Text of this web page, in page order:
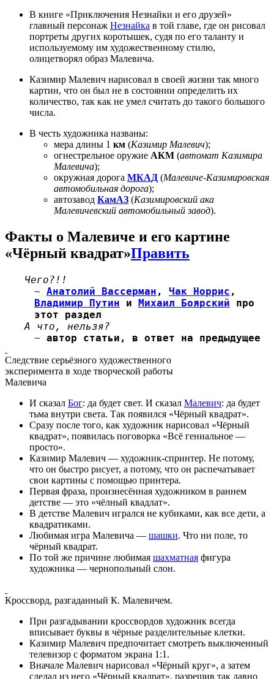
В книге «Приключения Незнайки и его друзей»
главный персонаж Незнайка в той главе, где он рисовал
портреты других коротышек, судя по его таланту и
используемому им художественному стилю,
олицетворял образ Малевича.
Казимир Малевич нарисовал в своей жизни так много
картин, что он был не в состоянии определить их
количество, так как не умел считать до такого большого
числа.
В честь художника названы:
мера длины 1 км (Казимир Малевич);
огнестрельное оружие АКМ (автомат Казимира
Малевича);
окружная дорога МКАД (Малевиче-Казимировская
автомобильная дорога);
автозавод КамАЗ (Казимировский ака
Малевичевский автомобильный завод).
Факты о Малевиче и его картине
«Чёрный квадрат»Править
Чего?!!
~ Анатолий Вассерман , Чак Норрис ,
Владимир Путин и Михаил Боярский про
этот раздел
А что, нельзя?
~ автор статьи, в ответ на предыдущее
Следствие серьёзного художественного
эксперимента в ходе творческой работы
Малевича
И сказал Бог: да будет свет. И сказал Малевич: да будет
тьма внутри света. Так появился «Чёрный квадрат».
Сразу после того, как художник нарисовал «Чёрный
квадрат», появилась поговорка «Всё гениальное —
просто».
Казимир Малевич — художник-спринтер. Не потому,
что он быстро рисует, а потому, что он распечатывает
свои картины с помощью принтера.
Первая фраза, произнесённая художником в раннем
детстве — это «чёлный квадлат».
В детстве Малевич игрался не кубиками, как все дети, а
квадратиками.
Любимая игра Малевича — шашки. Что ни поле, то
чёрный квадрат.
По той же причине любимая шахматная фигура
художника — чернопольный слон.
Кроссворд, разгаданный К. Малевичем.
При разгадывании кроссвордов художник всегда
вписывает буквы в чёрные разделительные клетки.
Казимир Малевич предпочитает смотреть выключенный
телевизор с форматом экрана 1:1.
Вначале Малевич нарисовал «Чёрный круг», а затем
сделал из него «Чёрный квадрат», разрешив так давно